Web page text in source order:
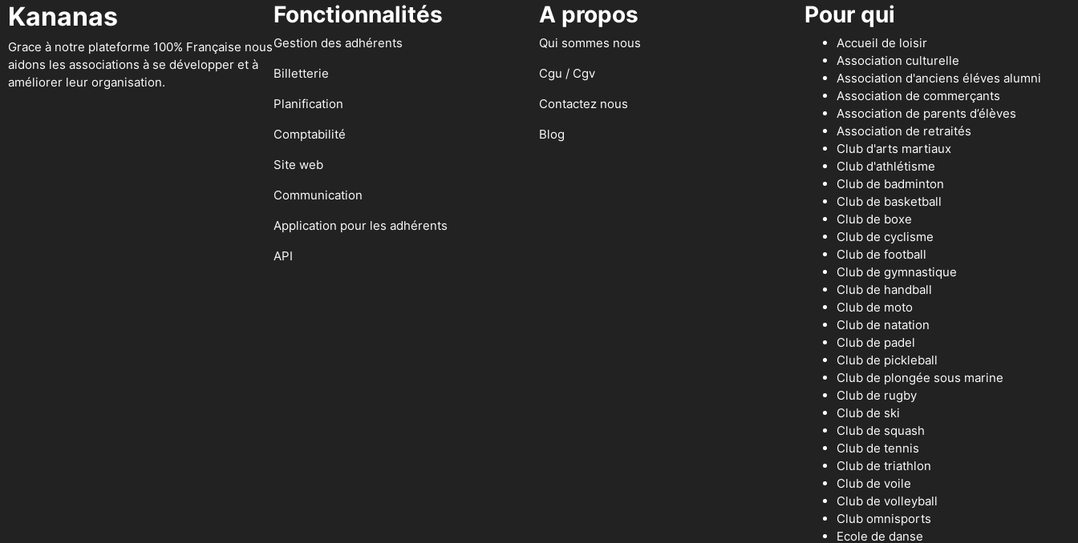
Kananas
Grace à notre plateforme 100% Française nous
aidons les associations à se développer et à
améliorer leur organisation.
Fonctionnalités
Gestion des adhérents
Billetterie
Planification
Comptabilité
Site web
Communication
Application pour les adhérents
API
A propos
Qui sommes nous
Cgu / Cgv
Contactez nous
Blog
Pour qui
Accueil de loisir
Association culturelle
Association d'anciens éléves alumni
Association de commerçants
Association de parents d’élèves
Association de retraités
Club d'arts martiaux
Club d'athlétisme
Club de badminton
Club de basketball
Club de boxe
Club de cyclisme
Club de football
Club de gymnastique
Club de handball
Club de moto
Club de natation
Club de padel
Club de pickleball
Club de plongée sous marine
Club de rugby
Club de ski
Club de squash
Club de tennis
Club de triathlon
Club de voile
Club de volleyball
Club omnisports
Ecole de danse